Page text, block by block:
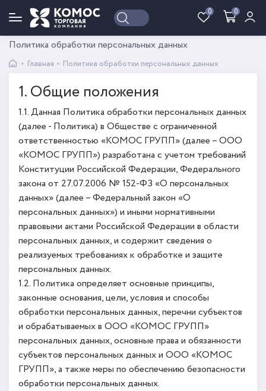
0 0
Войти Регистрация
Политика обработки персональных данных
Главная Политика обработки персональных данных
1. Общие положения
1.1. Данная Политика обработки персональных данных
(далее - Политика) в Обществе с ограниченной
ответственностью «КОМОС ГРУПП» (далее – ООО
«КОМОС ГРУПП») разработана с учетом требований
Конституции Российской Федерации, Федерального
закона от 27.07.2006 № 152-ФЗ «О персональных
данных» (далее – Федеральный закон «О
персональных данных») и иными нормативными
правовыми актами Российской Федерации в области
персональных данных, и содержит сведения о
реализуемых требованиях к обработке и защите
персональных данных.
1.2. Политика определяет основные принципы,
законные основания, цели, условия и способы
обработки персональных данных, перечни субъектов
и обрабатываемых в ООО «КОМОС ГРУПП»
персональных данных, основные права и обязанности
субъектов персональных данных и ООО «КОМОС
ГРУПП», а также меры по обеспечению безопасности
обработки персональных данных.